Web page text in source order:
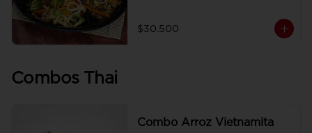
$30.500
Combos Thai
Combo Arroz Vietnamita